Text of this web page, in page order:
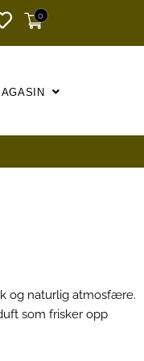
0
og naturlig atmosfære.
som frisker opp